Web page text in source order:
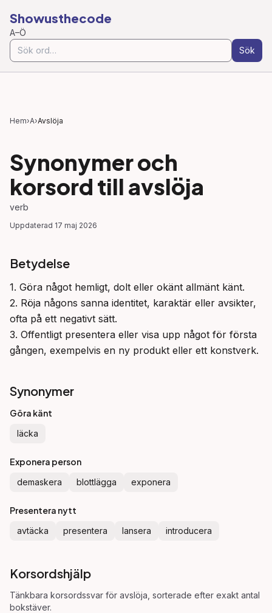
Showusthecode
A–Ö
Sök
Hem›A›Avslöja
Synonymer och
korsord till avslöja
verb
Uppdaterad 17 maj 2026
Betydelse
1. Göra något hemligt, dolt eller okänt allmänt känt.
2. Röja någons sanna identitet, karaktär eller avsikter,
ofta på ett negativt sätt.
3. Offentligt presentera eller visa upp något för första
gången, exempelvis en ny produkt eller ett konstverk.
Synonymer
Göra känt
läcka
Exponera person
demaskera blottlägga exponera
Presentera nytt
avtäcka presentera lansera introducera
Korsordshjälp
Tänkbara korsordssvar för avslöja , sorterade efter exakt antal
bokstäver.